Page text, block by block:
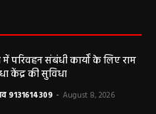
परिवहन संबंधी कार्यों के लिए राम
केंद्र की सुविधा
9131614309 - August 8, 2026